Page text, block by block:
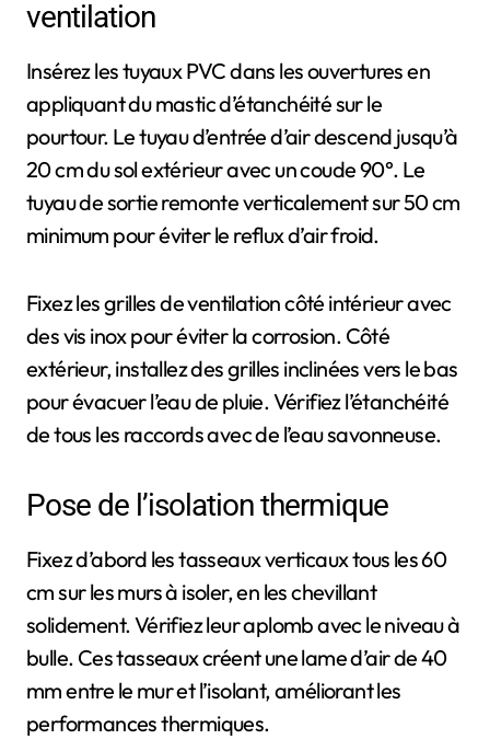
ventilation
Insérez les tuyaux PVC dans les ouvertures en
appliquant du mastic d’étanchéité sur le
pourtour. Le tuyau d’entrée d’air descend jusqu’à
20 cm du sol extérieur avec un coude 90°. Le
tuyau de sortie remonte verticalement sur 50 cm
minimum pour éviter le reflux d’air froid.
Fixez les grilles de ventilation côté intérieur avec
des vis inox pour éviter la corrosion. Côté
extérieur, installez des grilles inclinées vers le bas
pour évacuer l’eau de pluie. Vérifiez l’étanchéité
de tous les raccords avec de l’eau savonneuse.
Pose de l’isolation thermique
Fixez d’abord les tasseaux verticaux tous les 60
cm sur les murs à isoler, en les chevillant
solidement. Vérifiez leur aplomb avec le niveau à
bulle. Ces tasseaux créent une lame d’air de 40
mm entre le mur et l’isolant, améliorant les
performances thermiques.